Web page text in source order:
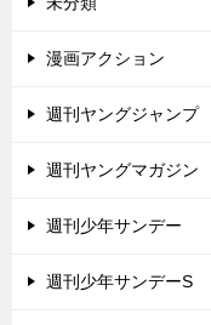
漫画アクション
週刊ヤングジャンプ
週刊ヤングマガジン
週刊少年サンデー
週刊少年サンデーS